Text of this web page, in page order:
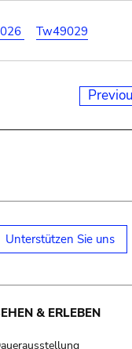
Tw49029
Unterstützen Sie uns
& ERLEBEN